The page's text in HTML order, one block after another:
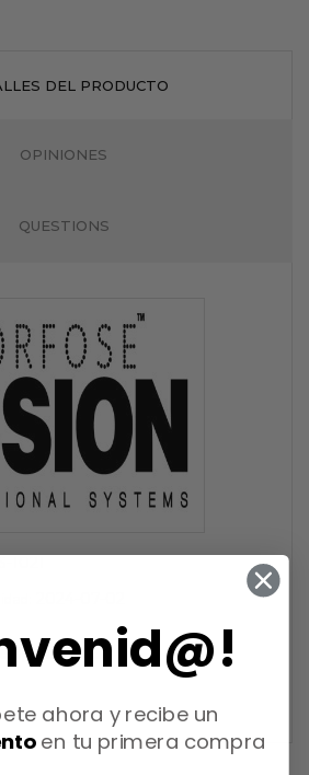
DEL PRODUCTO
OPINIONES
QUESTIONS
ahora y recibe un
en tu primera compra